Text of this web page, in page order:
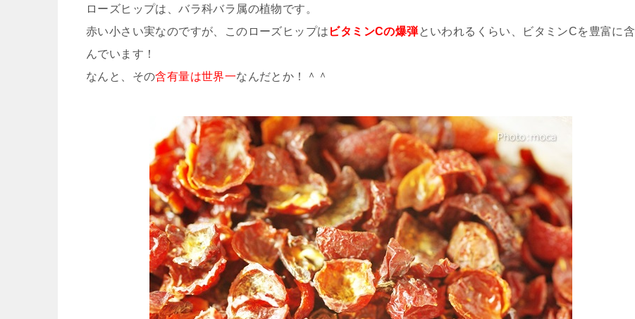
ローズヒップは、バラ科バラ属の植物です。
赤い小さい実なのですが、このローズヒップは ビタミンCの爆弾といわれるくらい、ビタミンCを豊富に含
んでいます！
なんと、その含有量は世界一なんだとか！＾＾